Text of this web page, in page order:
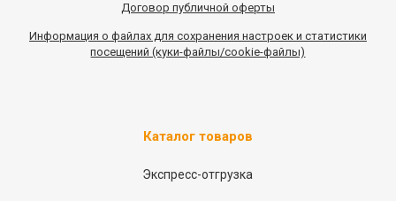
Договор публичной оферты
Информация о файлах для сохранения настроек и статистики
посещений (куки-файлы/cookie-файлы)
Каталог товаров
Экспресс-отгрузка